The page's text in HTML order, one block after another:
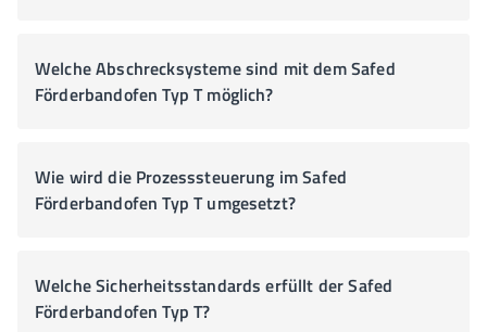
Welche Abschrecksysteme sind mit dem Safed
Förderbandofen Typ T möglich?
Wie wird die Prozesssteuerung im Safed
Förderbandofen Typ T umgesetzt?
Welche Sicherheitsstandards erfüllt der Safed
Förderbandofen Typ T?